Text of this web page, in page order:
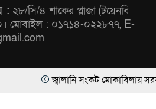
দুবছর পেরিয়ে তিন বছরে পর্দাপন
উপলক্ষে আলোচনা সভা ও দোয়া
ফ্যাসিবাদবিরোধী আন্দোলনে
হত্যাকাণ্ডের বিচার হবে স্বচ্ছ, নিরপেক্ষ
: ২৮/সি/৪ শাকের প্লাজা (টয়েনবি
মোবাইল : ০১৭১৪-০২২৮৭৭, E-
নিউজ ২৪ ডট কম লিমিটেড |
BY
জ্বালানি সংকট মোকাবিলায় সরকার